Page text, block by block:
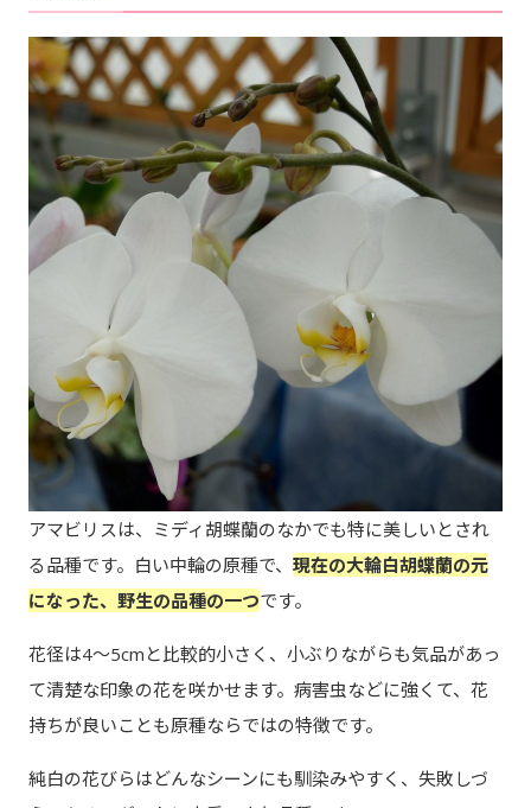
アマビリスは、ミディ胡蝶蘭のなかでも特に美しいとされ
る品種です。白い中輪の原種で、 現在の大輪白胡蝶蘭の元
になった、野生の品種の一つです。
花径は4～5cmと比較的小さく、小ぶりながらも気品があっ
て清楚な印象の花を咲かせます。病害虫などに強くて、花
持ちが良いことも原種ならではの特徴です。
純白の花びらはどんなシーンにも馴染みやすく、失敗しづ